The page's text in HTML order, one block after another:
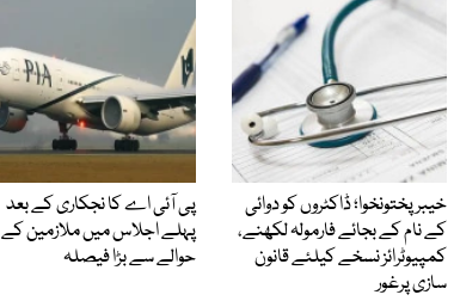
خیبرپختونخوا؛ ڈاکٹروں کو دوائی
کے نام کے بجائے فارمولہ لکھنے،
کمپیوٹرائز نسخے کیلئے قانون
سازی پرغور
پی آئی اے کا نجکاری کے بعد
پہلے اجلاس میں ملازمین کے
حوالے سے بڑا فیصلہ